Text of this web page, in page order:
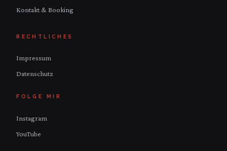
Kontakt & Booking
RECHTLICHES
Impressum
Datenschutz
FOLGE MIR
Instagram
YouTube